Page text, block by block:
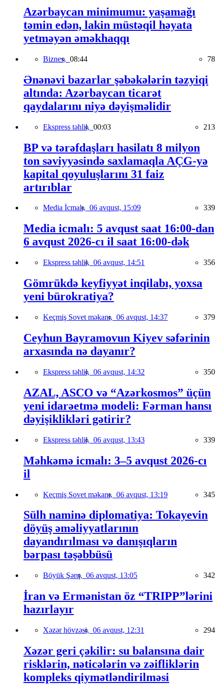
Azərbaycan minimumu: yaşamağı
təmin edən, lakin müstəqil həyata
yetməyən əməkhaqqı
Biznes, 08:44 78
Ənənəvi bazarlar şəbəkələrin təzyiqi
altında: Azərbaycan ticarət
qaydalarını niyə dəyişməlidir
Ekspress təhlil, 00:03 213
BP və tərəfdaşları hasilatı 8 milyon
ton səviyyəsində saxlamaqla AÇG-yə
kapital qoyuluşlarını 31 faiz
artırıblar
Media İcmalı, 06 avqust, 15:09 339
Media icmalı: 5 avqust saat 16:00-dan
6 avqust 2026-cı il saat 16:00-dək
Ekspress təhlil, 06 avqust, 14:51 356
Gömrükdə keyfiyyət inqilabı, yoxsa
yeni bürokratiya?
Keçmiş Sovet məkanı, 06 avqust, 14:37 379
Ceyhun Bayramovun Kiyev səfərinin
arxasında nə dayanır?
Ekspress təhlil, 06 avqust, 14:32 350
AZAL, ASCO və “Azərkosmos” üçün
yeni idarəetmə modeli: Fərman hansı
dəyişiklikləri gətirir?
Ekspress təhlil, 06 avqust, 13:43 339
Məhkəmə icmalı: 3–5 avqust 2026-cı
il
Keçmiş Sovet məkanı, 06 avqust, 13:19 345
Sülh naminə diplomatiya: Tokayevin
döyüş əməliyyatlarının
dayandırılması və danışıqların
bərpası təşəbbüsü
Böyük Şərq, 06 avqust, 13:05 342
İran və Ermənistan öz “TRIPP”lərini
hazırlayır
Xəzər hövzəsi, 06 avqust, 12:31 294
Xəzər geri çəkilir: su balansına dair
risklərin, nəticələrin və zəifliklərin
kompleks qiymətləndirilməsi